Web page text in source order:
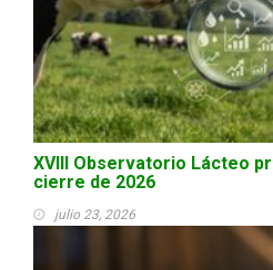
XVIII Observatorio Lácteo
cierre de 2026
julio 23, 2026